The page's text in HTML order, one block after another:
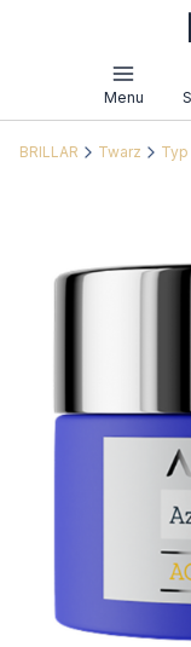
Menu
BRILLAR Twarz